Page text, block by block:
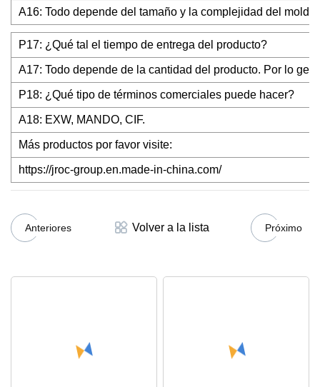
A16: Todo depende del tamaño y la complejidad del
P17: ¿Qué tal el tiempo de entrega del producto?
A17: Todo depende de la cantidad del producto. Por lo
P18: ¿Qué tipo de términos comerciales puede hacer?
A18: EXW, MANDO, CIF.
Más productos por favor visite:
https://jroc-group.en.made-in-china.com/
Anteriores Volver a la lista Próximo